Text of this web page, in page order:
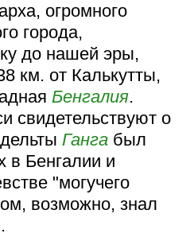
огромного
города,
до нашей эры,
км. от Калькутты,
Бенгалия.
свидетельствуют о
дельтыГанга был
в Бенгалии и
"могучего
возможно, знал